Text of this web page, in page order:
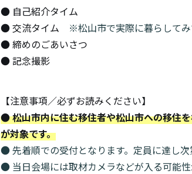
● 自己紹介タイム
● 交流タイム ※松山市で実際に暮らして
● 締めのごあいさつ
● 記念撮影
【注意事項／必ずお読みください】
● 松山市内に住む移住者や松山市への移住
が対象です。
● 先着順での受付となります。定員に達し次
● 当日会場には取材カメラなどが入る可能